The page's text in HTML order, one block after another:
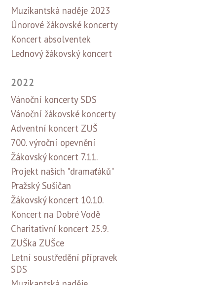
Muzikantská naděje 2023
Únorové žákovské koncerty
Koncert absolventek
Lednový žákovský koncert
2022
Vánoční koncerty SDS
Vánoční žákovské koncerty
Adventní koncert ZUŠ
700. výroční opevnění
Žákovský koncert 7.11.
Projekt našich "dramaťáků"
Pražský Sušičan
Žákovský koncert 10.10.
Koncert na Dobré Vodě
Charitativní koncert 25.9.
ZUŠka ZUŠce
Letní soustředění přípravek
SDS